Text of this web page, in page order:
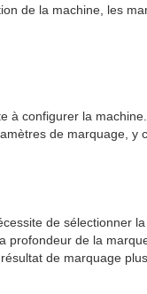
de la machine, les
configurer la
de marquage,
de
de la
de marquage